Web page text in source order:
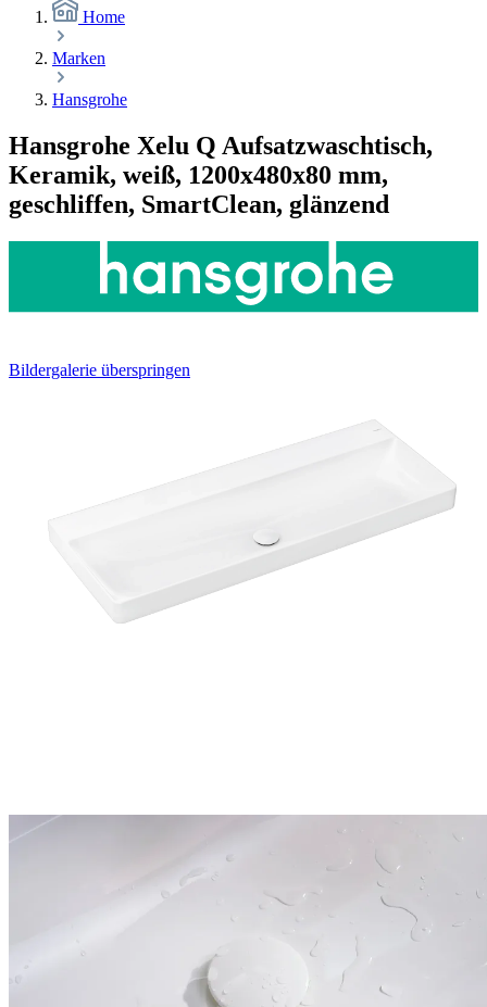
Home
Marken
Hansgrohe
Hansgrohe Xelu Q Aufsatzwaschtisch,
Keramik, weiß, 1200x480x80 mm,
geschliffen, SmartClean, glänzend
Bildergalerie überspringen